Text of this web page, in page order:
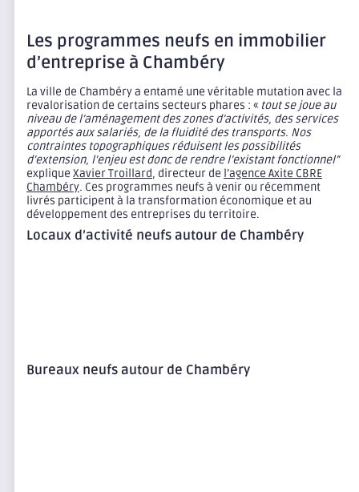
Les programmes neufs en immobilier
d’entreprise à Chambéry
La ville de Chambéry a entamé une véritable mutation avec la
revalorisation de certains secteurs phares : « tout se joue au
niveau de l’aménagement des zones d’activités, des services
apportés aux salariés, de la fluidité des transports. Nos
contraintes topographiques réduisent les possibilités
d’extension, l’enjeu est donc de rendre l’existant fonctionnel”
explique Xavier Troillard, directeur de l’agence Axite CBRE
Chambéry. Ces programmes neufs à venir ou récemment
livrés participent à la transformation économique et au
développement des entreprises du territoire.
Locaux d’activité neufs autour de Chambéry
Bureaux neufs autour de Chambéry